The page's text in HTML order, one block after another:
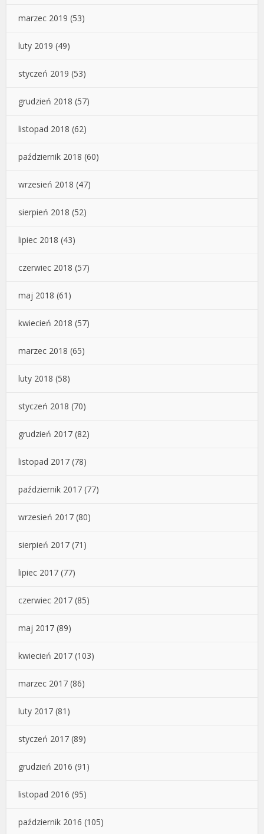
marzec 2019 (53)
luty 2019 (49)
styczeń 2019 (53)
grudzień 2018 (57)
listopad 2018 (62)
październik 2018 (60)
wrzesień 2018 (47)
sierpień 2018 (52)
lipiec 2018 (43)
czerwiec 2018 (57)
maj 2018 (61)
kwiecień 2018 (57)
marzec 2018 (65)
luty 2018 (58)
styczeń 2018 (70)
grudzień 2017 (82)
listopad 2017 (78)
październik 2017 (77)
wrzesień 2017 (80)
sierpień 2017 (71)
lipiec 2017 (77)
czerwiec 2017 (85)
maj 2017 (89)
kwiecień 2017 (103)
marzec 2017 (86)
luty 2017 (81)
styczeń 2017 (89)
grudzień 2016 (91)
listopad 2016 (95)
październik 2016 (105)